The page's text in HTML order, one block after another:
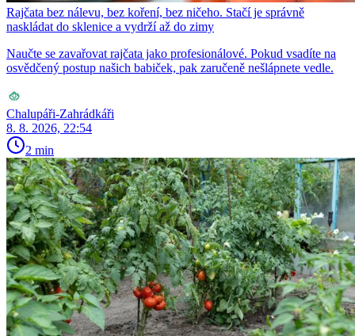
Rajčata bez nálevu, bez koření, bez ničeho. Stačí je správně
naskládat do sklenice a vydrží až do zimy
Naučte se zavařovat rajčata jako profesionálové. Pokud vsadíte na
osvědčený postup našich babiček, pak zaručeně nešlápnete vedle.
Chalupáři-Zahrádkáři
8. 8. 2026, 22:54
2 min